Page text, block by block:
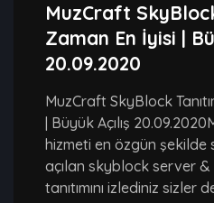
MuzCraft
Zaman En İyisi |
20.09.2020
MuzCraft SkyBlock
| Büyük Açılış
hizmeti en özgün şekilde
açılan skyblock server &
tanıtımını izlediniz sizler